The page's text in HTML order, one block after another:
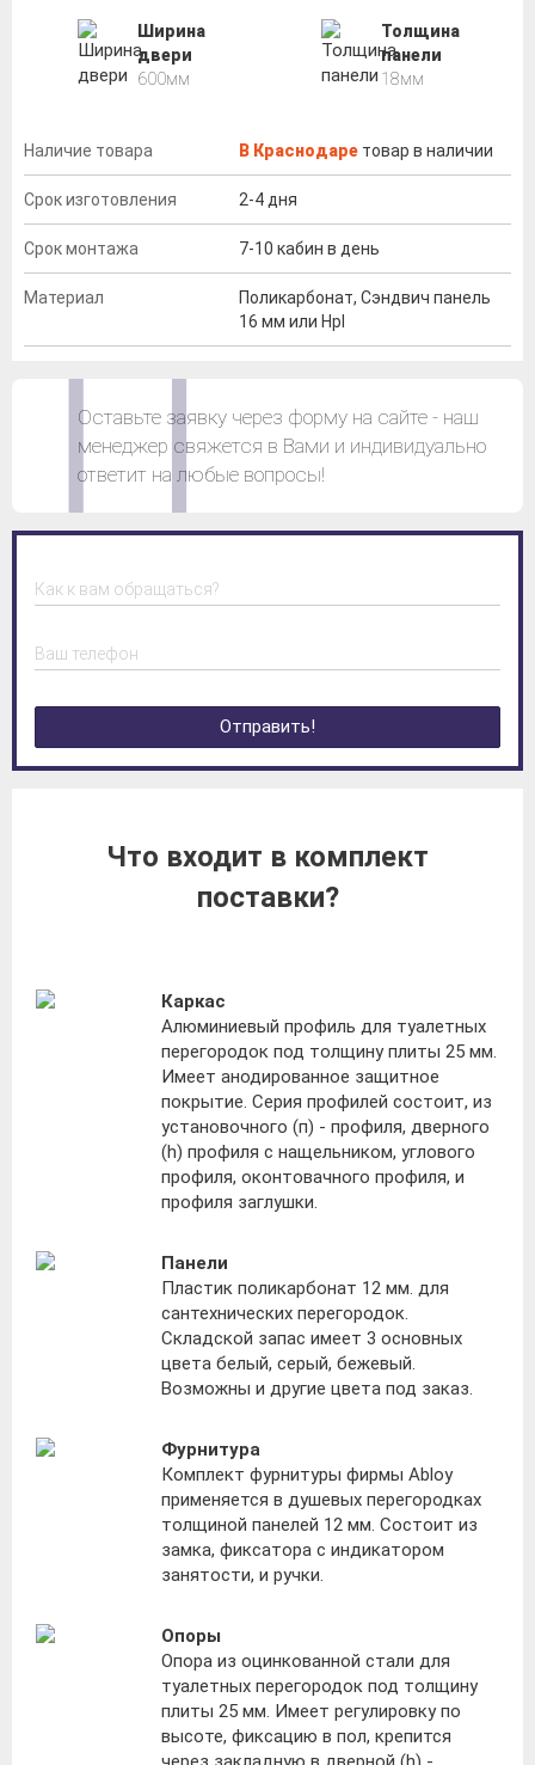
Ширина
двери
600мм
Толщина
панели
18мм
Наличие товара В Краснодаре товар в наличии
Срок изготовления 2-4 дня
Срок монтажа 7-10 кабин в день
Материал
Поликарбонат, Сэндвич панель
16 мм или Hpl
Оставьте заявку через форму на сайте - наш
менеджер свяжется в Вами и индивидуально
ответит на любые вопросы!
Как к вам обращаться?
Ваш телефон
Отправить!
Что входит в комплект
поставки?
Каркас
Алюминиевый профиль для туалетных
перегородок под толщину плиты 25 мм.
Имеет анодированное защитное
покрытие. Серия профилей состоит, из
установочного (п) - профиля, дверного
(h) профиля с нащельником, углового
профиля, оконтовачного профиля, и
профиля заглушки.
Панели
Пластик поликарбонат 12 мм. для
сантехнических перегородок.
Складской запас имеет 3 основных
цвета белый, серый, бежевый.
Возможны и другие цвета под заказ.
Фурнитура
Комплект фурнитуры фирмы Abloy
применяется в душевых перегородках
толщиной панелей 12 мм. Состоит из
замка, фиксатора с индикатором
занятости, и ручки.
Опоры
Опора из оцинкованной стали для
туалетных перегородок под толщину
плиты 25 мм. Имеет регулировку по
высоте, фиксацию в пол, крепится